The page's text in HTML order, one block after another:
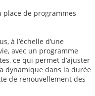
place de programmes
à l’échelle d’une
avec un programme
ce qui permet d’ajuster
dynamique dans la durée
de renouvellement des